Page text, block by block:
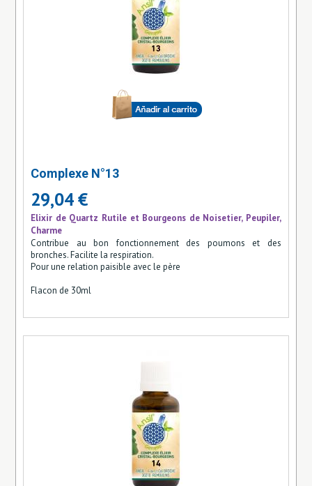
Complexe N°13
29,04 €
Elixir de Quartz Rutile et Bourgeons de Noisetier, Peupiler,
Charme
Contribue au bon fonctionnement des poumons et des
bronches. Facilite la respiration.
Pour une relation paisible avec le père
Flacon de 30ml